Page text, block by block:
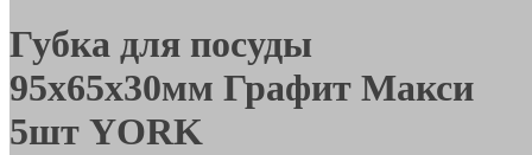
Губка для посуды
95х65х30мм Графит Макси
5шт YORK